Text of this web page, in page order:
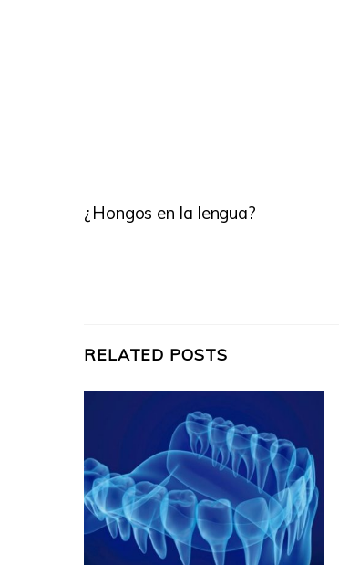
¿Hongos en la lengua?
RELATED POSTS